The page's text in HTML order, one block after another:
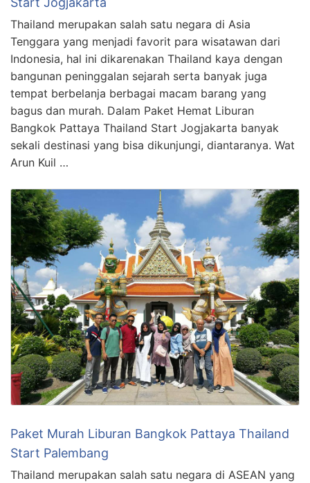
Thailand merupakan salah satu negara di Asia
Tenggara yang menjadi favorit para wisatawan dari
Indonesia, hal ini dikarenakan Thailand kaya dengan
bangunan peninggalan sejarah serta banyak juga
tempat berbelanja berbagai macam barang yang
bagus dan murah. Dalam Paket Hemat Liburan
Bangkok Pattaya Thailand Start Jogjakarta banyak
sekali destinasi yang bisa dikunjungi, diantaranya. Wat
Arun Kuil …
Paket Murah Liburan Bangkok Pattaya Thailand
Start Palembang
Thailand merupakan salah satu negara di ASEAN yang